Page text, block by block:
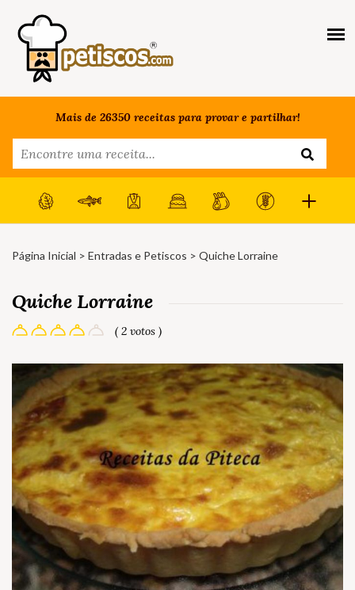
Mais de 26350 receitas para provar e partilhar!
Página Inicial > Entradas e Petiscos > Quiche Lorraine
Quiche Lorraine
( 2 votos )